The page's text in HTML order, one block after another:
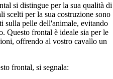
si distingue per la sua qualità di
scelti per la sua costruzione sono
sulla pelle dell'animale, evitando
Questo frontal è ideale sia per le
offrendo al vostro cavallo un
frontal, si segnala: